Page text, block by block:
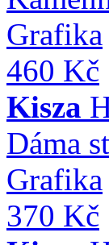
Grafika
460 Kč
Kisza
Dáma
Grafika
370 Kč